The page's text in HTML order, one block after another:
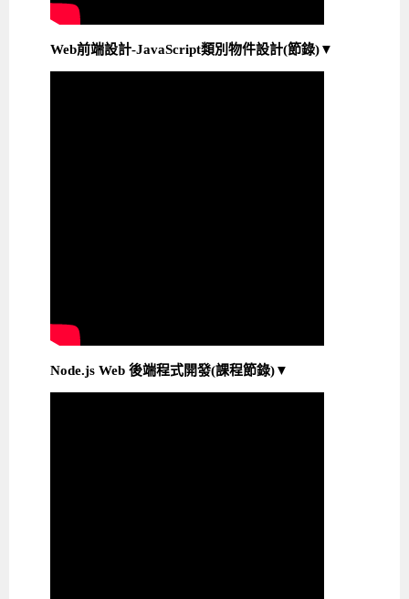
Web前端設計-JavaScript類別物件設計(節錄)▼
Node.js Web 後端程式開發(課程節錄)▼